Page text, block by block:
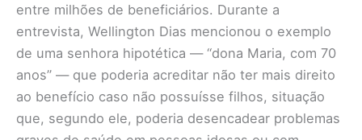
entre milhões de beneficiários. Durante a
entrevista, Wellington Dias mencionou o exemplo
de uma senhora hipotética — “dona Maria, com 70
anos” — que poderia acreditar não ter mais direito
ao benefício caso não possuísse filhos, situação
que, segundo ele, poderia desencadear problemas